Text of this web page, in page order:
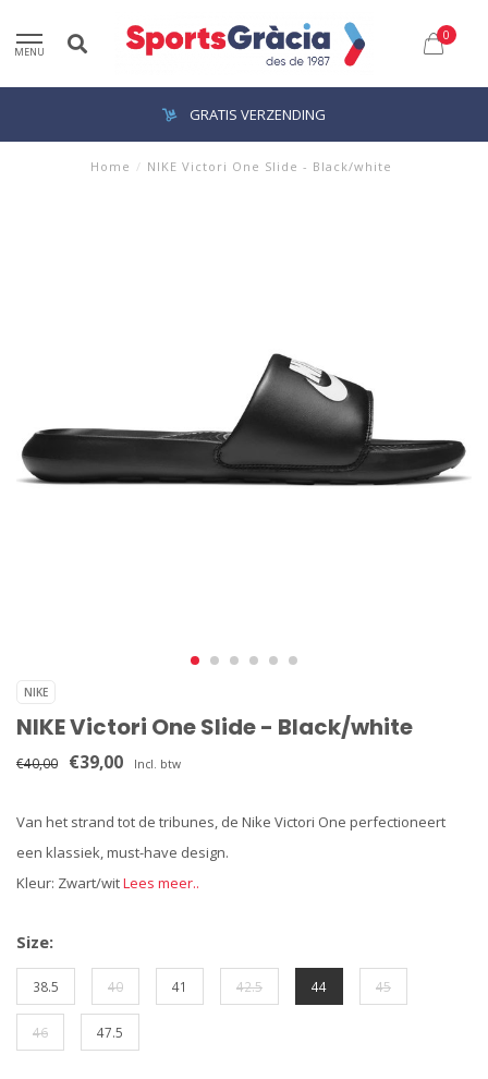
MENU
0
GRATIS VERZENDING
Home / NIKE Victori One Slide - Black/white
NIKE
NIKE Victori One Slide - Black/white
€40,00 €39,00 Incl. btw
Van het strand tot de tribunes, de Nike Victori One perfectioneert
een klassiek, must-have design.
Kleur: Zwart/witLees meer..
Size:
38.5 40 41 42.5 44 45
46 47.5